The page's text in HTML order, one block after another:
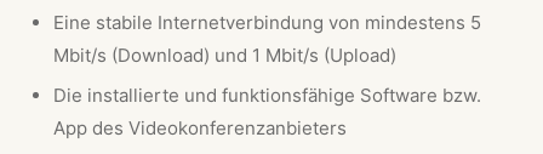
Eine stabile Internetverbindung von mindestens 5
Mbit/s (Download) und 1 Mbit/s (Upload)
Die installierte und funktionsfähige Software bzw.
App des Videokonferenzanbieters